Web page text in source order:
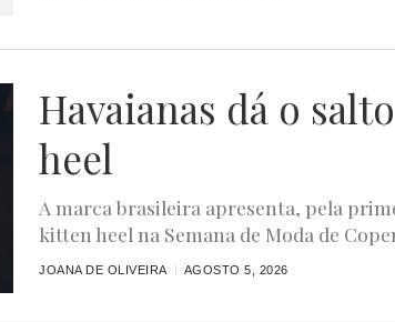
Havaianas dá o
heel
A marca brasileira apresenta, pela
kitten heel na Semana de Moda de
JOANA DE OLIVEIRA AGOSTO 5, 2026